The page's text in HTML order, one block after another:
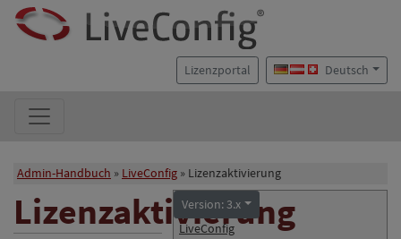
Lizenzportal Deutsch
Admin-Handbuch LiveConfig Lizenzaktivierung
Version: 3.x
LiveConfig
Lizenzaktivierung